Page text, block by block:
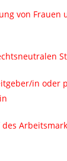
von Frauen
in oder